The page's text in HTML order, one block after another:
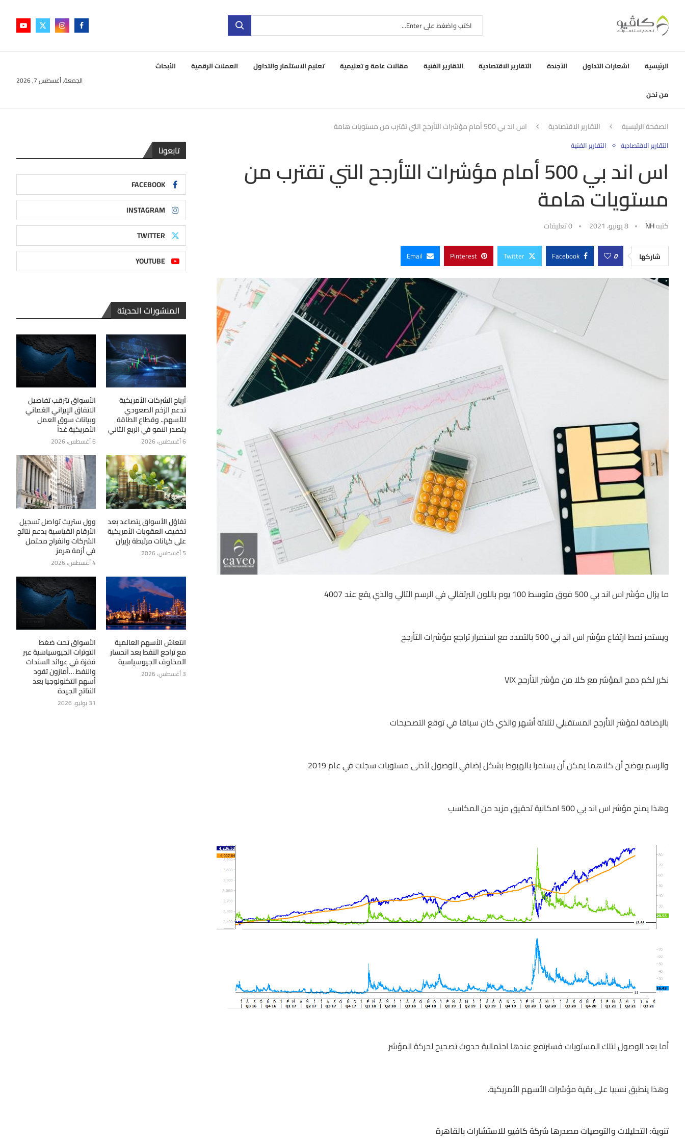
الرئيسية اشعارات التداول الأجندة التقارير الاقتصادية التقارير الفنية مقالات عامة و تعليمية تعليم الاستثمار والتداول العملات الرقمية الأبحاث
من نحن
الجمعة, أغسطس 7, 2026
الصفحة الرئيسية التقارير الاقتصادية اس اند بي 500 أمام مؤشرات التأرجح التي تقترب من مستويات هامة
التقارير الاقتصادية التقارير الفنية
اس اند بي 500 أمام مؤشرات التأرجح التي تقترب من
مستويات هامة
كتبهNH 8 يونيو، 2021 0 تعليقات
شاركها 0
Facebook
Twitter
Pinterest
Email
ما يزال مؤشر اس اند بي 500 فوق متوسط 100 يوم باللون البرتقالي في الرسم التالي والذي يقع عند 4007
ويستمر نمط ارتفاع مؤشر اس اند بي 500 بالتمدد مع استمرار تراجع مؤشرات التأرجح
نكرر لكم دمج المؤشر مع كلا من مؤشر التأرجح VIX
بالإضافة لمؤشر التأرجح المستقبلي لثلاثة أشهر والذي كان سباقا في توقع التصحيحات
والرسم يوضح أن كلاهما يمكن أن يستمرا بالهبوط بشكل إضافي للوصول لأدنى مستويات سجلت في عام 2019
وهذا يمنح مؤشر اس اند بي 500 امكانية تحقيق مزيد من المكاسب
أما بعد الوصول لتلك المستويات فسترتفع عندها احتمالية حدوث تصحيح لحركة المؤشر
وهذا ينطبق نسبيا على بقية مؤشرات الأسهم الأمريكية.
تنوية: التحليلات والتوصيات مصدرها شركة كافيو للاستشارات بالقاهرة
تابعونا
FACEBOOK
INSTAGRAM
TWITTER
YOUTUBE
المنشورات الحديثة
أرباح الشركات الأمريكية
تدعم الزخم الصعودي
للأسهم.. وقطاع الطاقة
يتصدر النمو في الربع الثاني
6 أغسطس، 2026
الأسواق تترقب تفاصيل
الاتفاق الإيراني العُماني
وبيانات سوق العمل
الأمريكية غداً
6 أغسطس، 2026
تفاؤل الأسواق يتصاعد بعد
تخفيف العقوبات الأمريكية
على كيانات مرتبطة بإيران
5 أغسطس، 2026
وول ستريت تواصل تسجيل
الأرقام القياسية بدعم نتائج
الشركات وانفراج محتمل
في أزمة هرمز
4 أغسطس، 2026
انتعاش الأسهم العالمية
مع تراجع النفط بعد انحسار
المخاوف الجيوسياسية
3 أغسطس، 2026
الأسواق تحت ضغط
التوترات الجيوسياسية عبر
قفزة في عوائد السندات
والنفط …أمازون تقود
أسهم التكنولوجيا بعد
النتائج الجيدة
31 يوليو، 2026